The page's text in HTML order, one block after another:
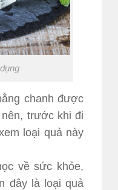
chanh được
trước khi đi
loại quả này
về sức khỏe,
đây là loại quả